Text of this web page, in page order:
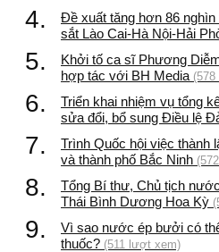
4.
Đề xuất tăng hơn 86
sắt Lào Cai-Hà Nội-Hải
5.
Khởi tố ca sĩ Phương
hợp tác với BH Media
6.
Triển khai nhiệm vụ tổng
sửa đổi, bổ sung Điều lệ
7.
Trình Quốc hội việc thành
và thành phố Bắc Ninh
8.
Tổng Bí thư, Chủ tịch
Thái Bình Dương Hoa Kỳ
9.
Vì sao nước ép bưởi có
thuốc? (511 lượt xem)